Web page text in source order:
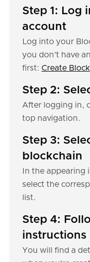
Step 1: Log
account
Log into your
you don’t have
first: Create
Step 2:
After logging in,
top navigation.
Step 3:
blockchain
In the
select the
list.
Step 4:
instructions
You will find a